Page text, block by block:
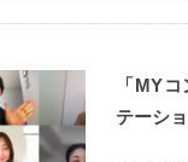
「MY
テーシ